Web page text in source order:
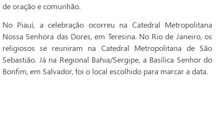
de oração e comunhão.
No Piauí, a celebração ocorreu na Catedral Metropolitana
Nossa Senhora das Dores, em Teresina. No Rio de Janeiro, os
religiosos se reuniram na Catedral Metropolitana de São
Sebastião. Já na Regional Bahia/Sergipe, a Basílica Senhor do
Bonfim, em Salvador, foi o local escolhido para marcar a data.